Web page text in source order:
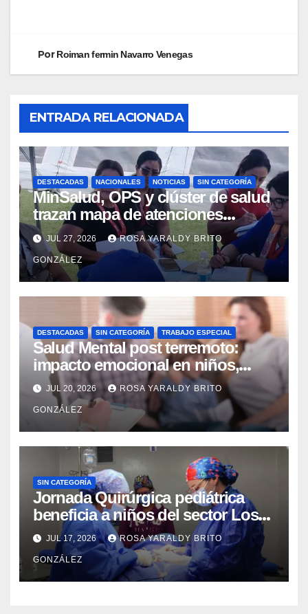
PorRoiman fermin Navarro Venegas
ENTRADA RELACIONADA
DESTACADAS NACIONALES NOTICIAS SIN CATEGORÍA
MinSalud, OPS y clúster de salud
trazan mapa de atenciones
integrales para reforzar la
contingencia
JUL 27, 2026 ROSA YARALDY BRITO
GONZÁLEZ
DESTACADAS SIN CATEGORÍA TRABAJO ESPECIAL
Salud Mental post terremoto:
impacto emocional en niños,
niñas, adolescentes y madres
JUL 20, 2026 ROSA YARALDY BRITO
GONZÁLEZ
SIN CATEGORÍA
Jornada Quirúrgica pediátrica
beneficia a niños del sector Los
Curos
JUL 17, 2026 ROSA YARALDY BRITO
GONZÁLEZ